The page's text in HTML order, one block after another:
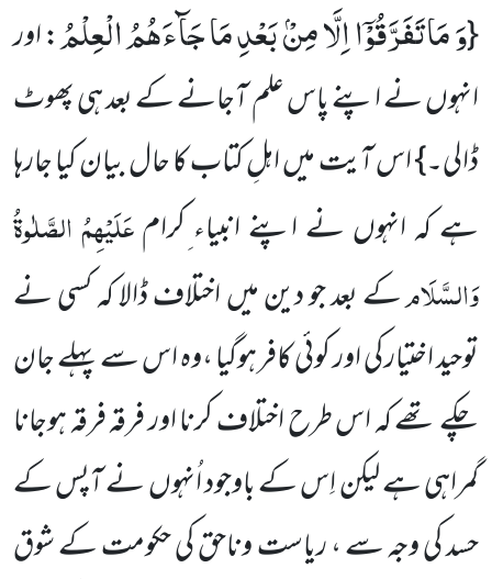
{وَ مَا تَفَرَّقُوْۤا اِلَّا مِنْۢ بَعْدِ مَا جَآءَهُمُ الْعِلْمُ: اور
انہوں نے اپنے پاس علم آجانے کے بعد ہی پھوٹ
ڈالی۔} اس آیت میں اہلِ کتاب کا حال بیان کیا جارہا
ہے کہ انہوں نے اپنے انبیاء ِکرامعَلَیْہِمُ الصَّلٰوۃُ
وَالسَّلَامکے بعد جو دین میں اختلاف ڈالا کہ کسی نے
توحید اختیار کی اور کوئی کافر ہوگیا ،وہ اس سے پہلے جان
چکے تھے کہ اس طرح اختلاف کرنا اور فرقہ فرقہ ہوجانا
گمراہی ہے لیکن اِس کے باوجود اُنہوں نے آپس کے
حسد کی وجہ سے ، ریاست وناحق کی حکومت کے شوق